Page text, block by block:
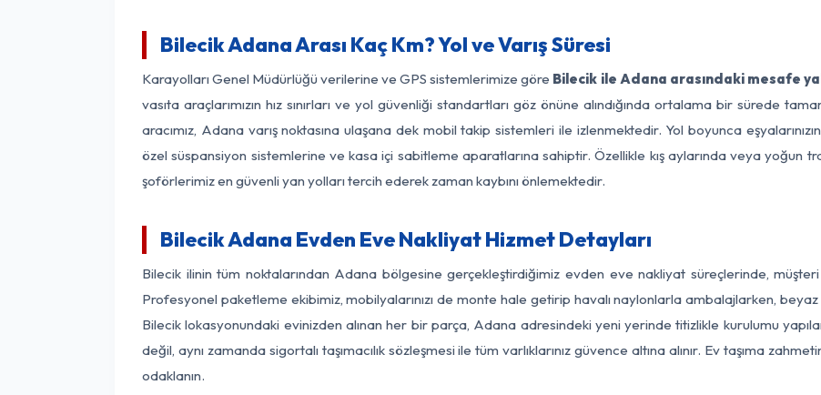
Bilecik Adana Arası Kaç Km? Yol ve Varış Süresi
Karayolları Genel Müdürlüğü verilerine ve GPS sistemlerimize göre Bilecik ile Adana arasındaki mesafe
vasıta araçlarımızın hız sınırları ve yol güvenliği standartları göz önüne alındığında ortalama bir sürede
aracımız, Adana varış noktasına ulaşana dek mobil takip sistemleri ile izlenmektedir. Yol boyunca
özel süspansiyon sistemlerine ve kasa içi sabitleme aparatlarına sahiptir. Özellikle kış aylarında veya yoğun
şoförlerimiz en güvenli yan yolları tercih ederek zaman kaybını önlemektedir.
Bilecik Adana Evden Eve Nakliyat Hizmet Detayları
Bilecik ilinin tüm noktalarından Adana bölgesine gerçekleştirdiğimiz evden eve nakliyat süreçlerinde,
Profesyonel paketleme ekibimiz, mobilyalarınızı de monte hale getirip havalı naylonlarla ambalajlarken, beyaz
Bilecik lokasyonundaki evinizden alınan her bir parça, Adana adresindeki yeni yerinde titizlikle kurulumu
değil, aynı zamanda sigortalı taşımacılık sözleşmesi ile tüm varlıklarınız güvence altına alınır. Ev taşıma
odaklanın.